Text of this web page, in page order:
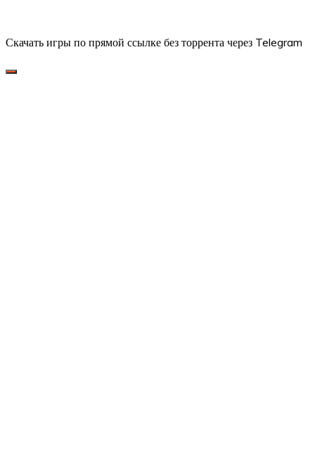
Скачать игры по прямой ссылке без торрента через Telegram